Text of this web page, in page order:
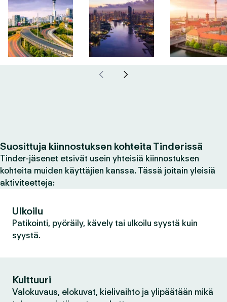
Suosittuja kiinnostuksen kohteita Tinderissä
Tinder-jäsenet etsivät usein yhteisiä kiinnostuksen
kohteita muiden käyttäjien kanssa. Tässä joitain yleisiä
aktiviteetteja:
Ulkoilu
Patikointi, pyöräily, kävely tai ulkoilu syystä kuin
syystä.
Kulttuuri
Valokuvaus, elokuvat, kielivaihto ja ylipäätään mikä